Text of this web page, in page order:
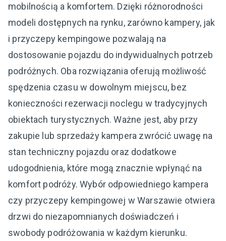
mobilnością a komfortem. Dzięki różnorodności
modeli dostępnych na rynku, zarówno kampery, jak
i przyczepy kempingowe pozwalają na
dostosowanie pojazdu do indywidualnych potrzeb
podróżnych. Oba rozwiązania oferują możliwość
spędzenia czasu w dowolnym miejscu, bez
konieczności rezerwacji noclegu w tradycyjnych
obiektach turystycznych. Ważne jest, aby przy
zakupie lub sprzedaży kampera zwrócić uwagę na
stan techniczny pojazdu oraz dodatkowe
udogodnienia, które mogą znacznie wpłynąć na
komfort podróży. Wybór odpowiedniego kampera
czy przyczepy kempingowej w Warszawie otwiera
drzwi do niezapomnianych doświadczeń i
swobody podróżowania w każdym kierunku.